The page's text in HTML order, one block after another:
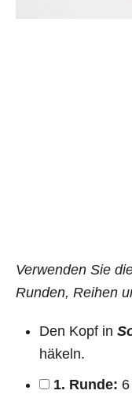
Verwenden Sie
Runden, Reihen
Den Kopf in
häkeln.
1. Runde: